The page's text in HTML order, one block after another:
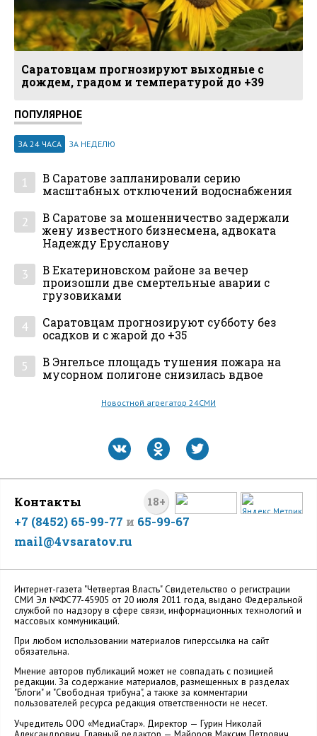
Саратовцам прогнозируют выходные с
дождем, градом и температурой до +39
ПОПУЛЯРНОЕ
ЗА 24 ЧАСА ЗА НЕДЕЛЮ
1
В Саратове запланировали серию
масштабных отключений водоснабжения
2
В Саратове за мошенничество задержали
жену известного бизнесмена, адвоката
Надежду Ерусланову
3
В Екатериновском районе за вечер
произошли две смертельные аварии с
грузовиками
4
Саратовцам прогнозируют субботу без
осадков и с жарой до +35
5
В Энгельсе площадь тушения пожара на
мусорном полигоне снизилась вдвое
Новостной агрегатор 24СМИ
18+
Контакты
+7 (8452) 65-99-77 и 65-99-67
mail@4vsaratov.ru
Интернет-газета "Четвертая Власть" Cвидетельство о регистрации
СМИ Эл №ФС77-45905 от 20 июля 2011 года, выдано Федеральной
службой по надзору в сфере связи, информационных технологий и
массовых коммуникаций.
При любом использовании материалов гиперссылка на сайт
обязательна.
Мнение авторов публикаций может не совпадать с позицией
редакции. За содержание материалов, размещенных в разделах
"Блоги" и "Свободная трибуна", а также за комментарии
пользователей ресурса редакция ответственности не несет.
Учредитель ООО «МедиаСтар». Директор — Гурин Николай